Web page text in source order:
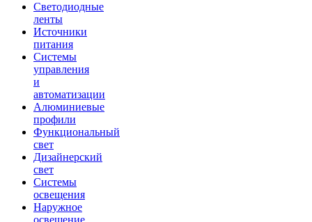
Светодиодные
ленты
Источники
питания
Системы
управления
и
автоматизации
Алюминиевые
профили
Функциональный
свет
Дизайнерский
свет
Системы
освещения
Наружное
освещение